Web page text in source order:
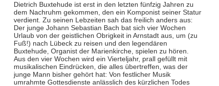
Dietrich Buxtehude ist erst in den letzten fünfzig Jahren zu
dem Nachruhm gekommen, den ein Komponist seiner Statur
verdient. Zu seinen Lebzeiten sah das freilich anders aus:
Der junge Johann Sebastian Bach bat sich vier Wochen
Urlaub von der geistlichen Obrigkeit in Arnstadt aus, um (zu
Fuß!) nach Lübeck zu reisen und den legendären
Buxtehude, Organist der Marienkirche, spielen zu hören.
Aus den vier Wochen wird ein Vierteljahr, prall gefüllt mit
musikalischen Eindrücken, die alles übertreffen, was der
junge Mann bisher gehört hat: Von festlicher Musik
umrahmte Gottesdienste anlässlich des kürzlichen Todes